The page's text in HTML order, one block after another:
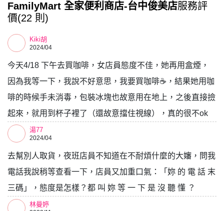
FamilyMart 全家便利商店-台中俊美店服務評
價(22 則)
Kiki胡
2024/04
今天4/18 下午去買咖啡，女店員態度不佳，她再用盒煙，
因為我等一下，我說不好意思，我要買咖啡☕️，結果她用咖
啡的時候手未消毒，包裝冰塊也故意用在地上，之後直接撿
起來，就用到杯子裡了（還故意擋住視線），真的很不ok
湯77
2024/04
去幫別人取貨，夜班店員不知道在不耐煩什麼的大嬸，問我
電話我說稍等查看一下，店員又加重口氣：「妳 的 電 話 末
三碼」，態度是怎樣？都 叫 妳 等 一 下 是 沒 聽 懂 ？
林曼婷